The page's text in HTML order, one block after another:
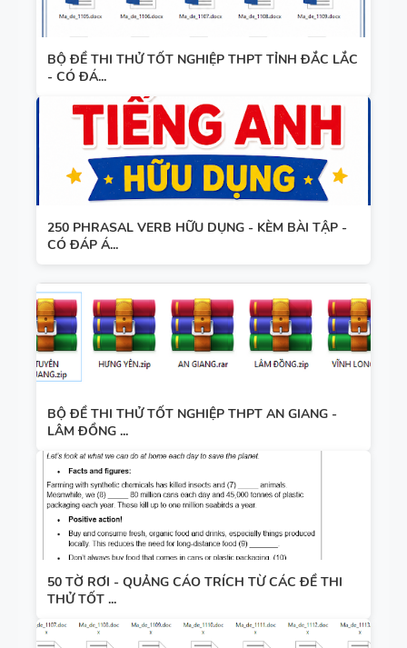
BỘ ĐỀ THI THỬ TỐT NGHIỆP THPT TỈNH ĐẮC LẮC
- CÓ ĐÁ...
250 PHRASAL VERB HỮU DỤNG - KÈM BÀI TẬP -
CÓ ĐÁP Á...
BỘ ĐỀ THI THỬ TỐT NGHIỆP THPT AN GIANG -
LÂM ĐỒNG ...
50 TỜ RƠI - QUẢNG CÁO TRÍCH TỪ CÁC ĐỀ THI
THỬ TỐT ...